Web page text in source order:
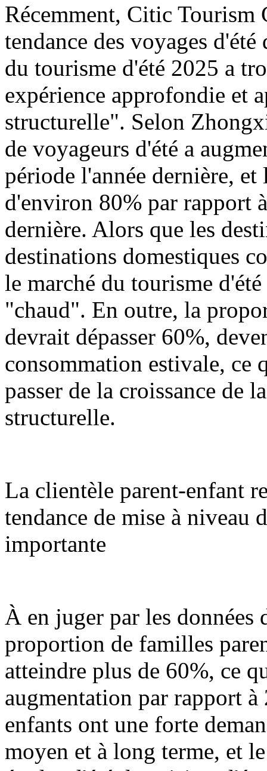
Récemment, Citic
tendance des voyages
du tourisme d'été 2025 a
expérience approfondie et
structurelle". Selon
de voyageurs d'été a
période l'année dernière,
d'environ 80% par rapport
dernière. Alors que les
destinations domestiques
le marché du tourisme
"chaud". En outre, la
devrait dépasser 60%,
consommation estivale, ce
passer de la croissance de
structurelle.
La clientèle parent-enfant
tendance de mise à niveau
importante
À en juger par les
proportion de familles
atteindre plus de 60%, ce
augmentation par rapport à
enfants ont une forte
moyen et à long terme, et